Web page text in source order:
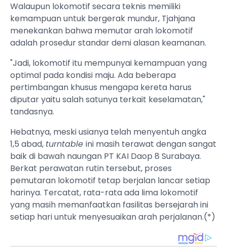
Walaupun lokomotif secara teknis memiliki
kemampuan untuk bergerak mundur, Tjahjana
menekankan bahwa memutar arah lokomotif
adalah prosedur standar demi alasan keamanan.
"Jadi, lokomotif itu mempunyai kemampuan yang
optimal pada kondisi maju. Ada beberapa
pertimbangan khusus mengapa kereta harus
diputar yaitu salah satunya terkait keselamatan,"
tandasnya.
Hebatnya, meski usianya telah menyentuh angka
1,5 abad, turntable ini masih terawat dengan sangat
baik di bawah naungan PT KAI Daop 8 Surabaya.
Berkat perawatan rutin tersebut, proses
pemutaran lokomotif tetap berjalan lancar setiap
harinya. Tercatat, rata-rata ada lima lokomotif
yang masih memanfaatkan fasilitas bersejarah ini
setiap hari untuk menyesuaikan arah perjalanan.(*)